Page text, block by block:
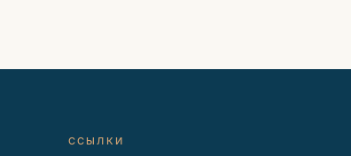
ССЫЛКИ